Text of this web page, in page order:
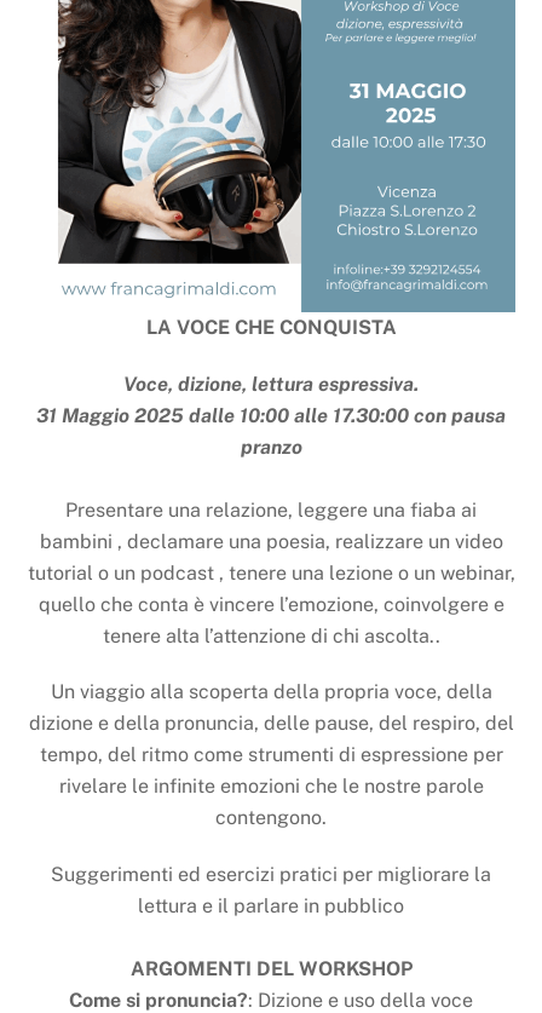
LA VOCE CHE CONQUISTA
Voce, dizione, lettura espressiva.
31 Maggio 2025 dalle 10:00 alle 17.30:00 con pausa
pranzo
Presentare una relazione, leggere una fiaba ai
bambini , declamare una poesia, realizzare un video
tutorial o un podcast , tenere una lezione o un webinar,
quello che conta è vincere l’emozione, coinvolgere e
tenere alta l’attenzione di chi ascolta..
Un viaggio alla scoperta della propria voce, della
dizione e della pronuncia, delle pause, del respiro, del
tempo, del ritmo come strumenti di espressione per
rivelare le infinite emozioni che le nostre parole
contengono.
Suggerimenti ed esercizi pratici per migliorare la
lettura e il parlare in pubblico
ARGOMENTI DEL WORKSHOP
Come si pronuncia?: Dizione e uso della voce